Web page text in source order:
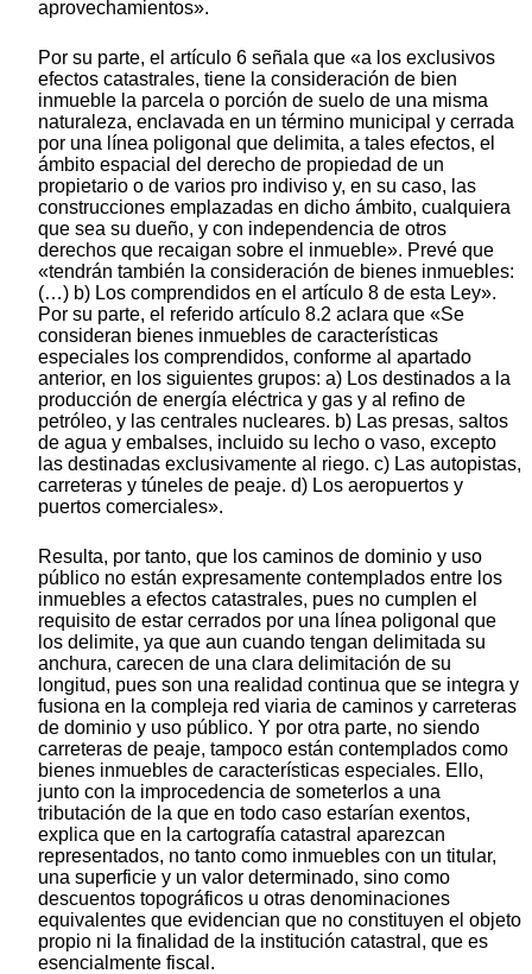
aprovechamientos».
Por su parte, el artículo 6 señala que «a los exclusivos
efectos catastrales, tiene la consideración de bien
inmueble la parcela o porción de suelo de una misma
naturaleza, enclavada en un término municipal y cerrada
por una línea poligonal que delimita, a tales efectos, el
ámbito espacial del derecho de propiedad de un
propietario o de varios pro indiviso y, en su caso, las
construcciones emplazadas en dicho ámbito, cualquiera
que sea su dueño, y con independencia de otros
derechos que recaigan sobre el inmueble». Prevé que
«tendrán también la consideración de bienes inmuebles:
(…) b) Los comprendidos en el artículo 8 de esta Ley».
Por su parte, el referido artículo 8.2 aclara que «Se
consideran bienes inmuebles de características
especiales los comprendidos, conforme al apartado
anterior, en los siguientes grupos: a) Los destinados a la
producción de energía eléctrica y gas y al refino de
petróleo, y las centrales nucleares. b) Las presas, saltos
de agua y embalses, incluido su lecho o vaso, excepto
las destinadas exclusivamente al riego. c) Las autopistas,
carreteras y túneles de peaje. d) Los aeropuertos y
puertos comerciales».
Resulta, por tanto, que los caminos de dominio y uso
público no están expresamente contemplados entre los
inmuebles a efectos catastrales, pues no cumplen el
requisito de estar cerrados por una línea poligonal que
los delimite, ya que aun cuando tengan delimitada su
anchura, carecen de una clara delimitación de su
longitud, pues son una realidad continua que se integra y
fusiona en la compleja red viaria de caminos y carreteras
de dominio y uso público. Y por otra parte, no siendo
carreteras de peaje, tampoco están contemplados como
bienes inmuebles de características especiales. Ello,
junto con la improcedencia de someterlos a una
tributación de la que en todo caso estarían exentos,
explica que en la cartografía catastral aparezcan
representados, no tanto como inmuebles con un titular,
una superficie y un valor determinado, sino como
descuentos topográficos u otras denominaciones
equivalentes que evidencian que no constituyen el objeto
propio ni la finalidad de la institución catastral, que es
esencialmente fiscal.